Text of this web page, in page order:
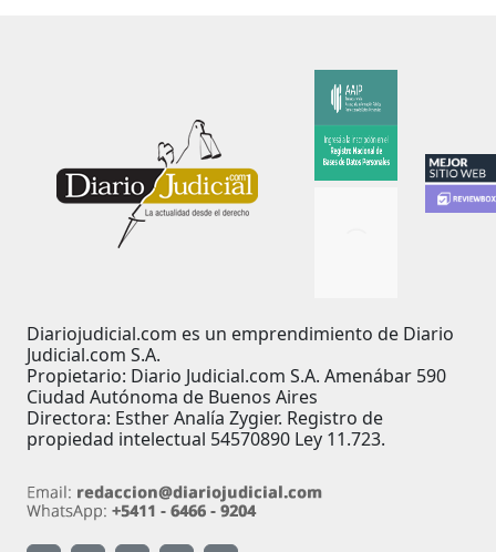
Diariojudicial.com es un emprendimiento de Diario
Judicial.com S.A.
Propietario: Diario Judicial.com S.A. Amenábar 590
Ciudad Autónoma de Buenos Aires
Directora: Esther Analía Zygier. Registro de
propiedad intelectual 54570890 Ley 11.723.